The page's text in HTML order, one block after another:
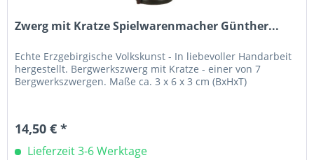
Zwerg mit Kratze Spielwarenmacher Günther...
Echte Erzgebirgische Volkskunst - In liebevoller Handarbeit
hergestellt. Bergwerkszwerg mit Kratze - einer von 7
Bergwerkszwergen. Maße ca. 3 x 6 x 3 cm (BxHxT)
14,50 € *
Lieferzeit 3-6 Werktage